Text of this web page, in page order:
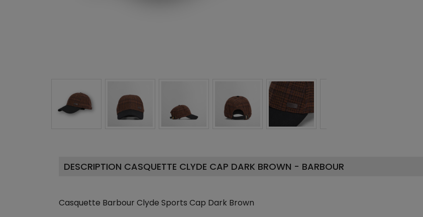
DESCRIPTION CASQUETTE CLYDE CAP DARK BROWN - BARBOUR
Casquette Barbour Clyde Sports Cap Dark Brown